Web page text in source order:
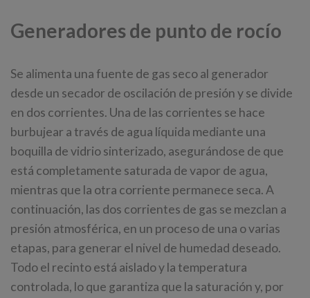
Generadores de punto de rocío
Se alimenta una fuente de gas seco al generador
desde un secador de oscilación de presión y se divide
en dos corrientes. Una de las corrientes se hace
burbujear a través de agua líquida mediante una
boquilla de vidrio sinterizado, asegurándose de que
está completamente saturada de vapor de agua,
mientras que la otra corriente permanece seca. A
continuación, las dos corrientes de gas se mezclan a
presión atmosférica, en un proceso de una o varias
etapas, para generar el nivel de humedad deseado.
Todo el recinto está aislado y la temperatura
controlada, lo que garantiza que la saturación y, por